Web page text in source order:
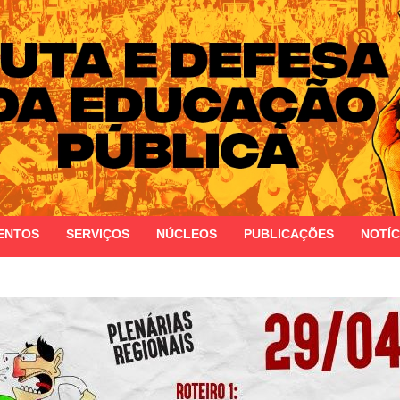
Estado do Rio Grande do Sul
SERVIÇOS NÚCLEOS PUBLICAÇÕES